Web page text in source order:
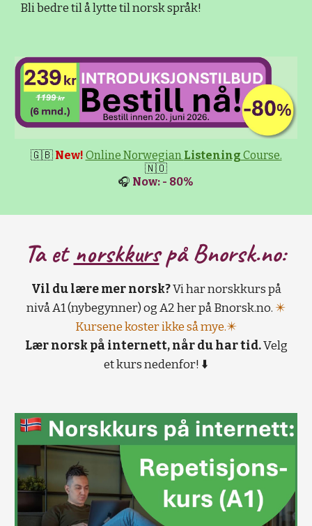
Bli bedre til å lytte til norsk språk!
🇬🇧 New! Online Norwegian Listening Course.
🇳🇴
🎧 Now: - 80%
Ta et norskkurspå Bnorsk.no:
Vil du lære mer norsk?Vi har norskkurs på
nivå A1 (nybegynner) og A2 her på Bnorsk.no. ✴️
Kursene koster ikke så mye.✴️
Lær norsk på internett, når du har tid.Velg
et kurs nedenfor! ⬇️